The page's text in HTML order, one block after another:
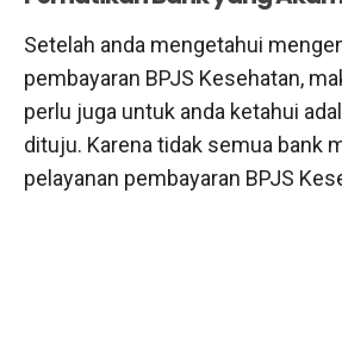
Setelah anda mengetahui
pembayaran BPJS Kesehatan,
perlu juga untuk anda ketahui
dituju. Karena tidak semua bank
pelayanan pembayaran BPJS